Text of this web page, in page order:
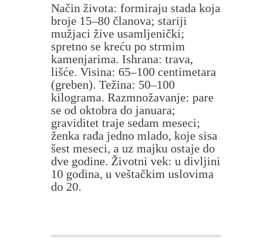
Način života: formiraju stada koja
broje 15–80 članova; stariji
mužjaci žive usamljenički;
spretno se kreću po strmim
kamenjarima. Ishrana: trava,
lišće. Visina: 65–100 centimetara
(greben). Težina: 50–100
kilograma. Razmnožavanje: pare
se od oktobra do januara;
graviditet traje sedam meseci;
ženka rađa jedno mlado, koje sisa
šest meseci, a uz majku ostaje do
dve godine. Životni vek: u divljini
10 godina, u veštačkim uslovima
do 20.